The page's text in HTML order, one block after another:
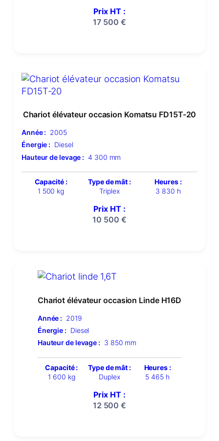
Prix HT :
17 500 €
Chariot élévateur occasion Komatsu FD15T-20
Année : 2005
Énergie : Diesel
Hauteur de levage : 4 300 mm
Capacité :
1 500 kg
Type de mât :
Triplex
Heures :
3 830 h
Prix HT :
10 500 €
Chariot élévateur occasion Linde H16D
Année : 2019
Énergie : Diesel
Hauteur de levage : 3 850 mm
Capacité :
1 600 kg
Type de mât :
Duplex
Heures :
5 465 h
Prix HT :
12 500€